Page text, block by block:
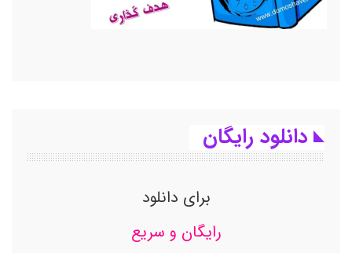
دانلود رایگان
برای دانلود
رایگان و سریع